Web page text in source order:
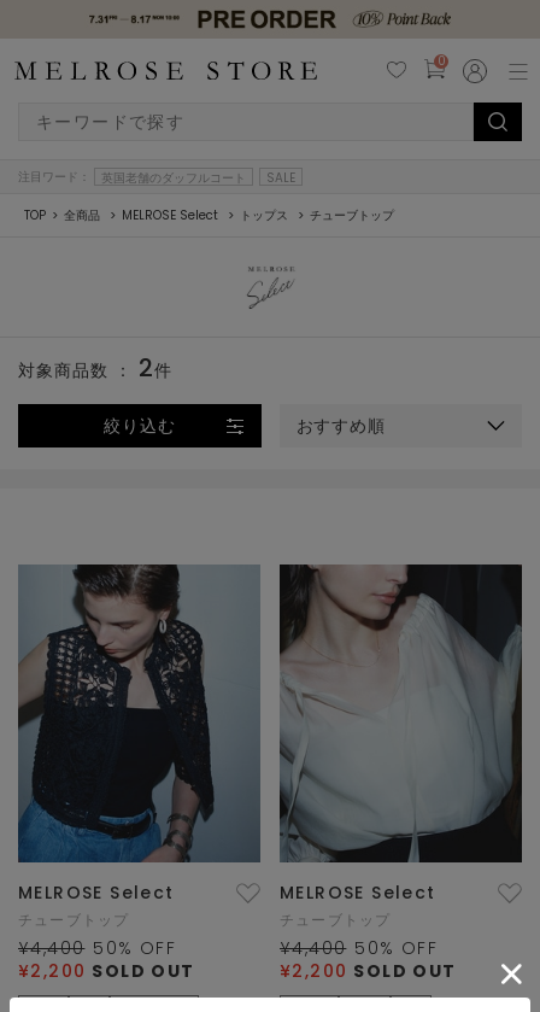
0
注目ワード： 英国老舗のダッフルコート SALE
TOP 全商品 MELROSE Select トップス チューブトップ
絞り込む おすすめ順
対象商品数 ： 2件
MELROSE Select
チューブトップ
¥4,400 50% OFF
¥2,200 SOLD OUT
MELROSE Select
チューブトップ
¥4,400 50% OFF
¥2,200 SOLD OUT